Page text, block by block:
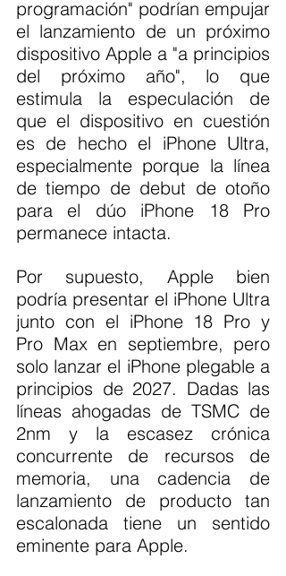
programación" podrían empujar
el lanzamiento de un próximo
dispositivo Apple a "a principios
del próximo año", lo que
estimula la especulación de
que el dispositivo en cuestión
es de hecho el iPhone Ultra,
especialmente porque la línea
de tiempo de debut de otoño
para el dúo iPhone 18 Pro
permanece intacta.
Por supuesto, Apple bien
podría presentar el iPhone Ultra
junto con el iPhone 18 Pro y
Pro Max en septiembre, pero
solo lanzar el iPhone plegable a
principios de 2027. Dadas las
líneas ahogadas de TSMC de
2nm y la escasez crónica
concurrente de recursos de
memoria, una cadencia de
lanzamiento de producto tan
escalonada tiene un sentido
eminente para Apple.